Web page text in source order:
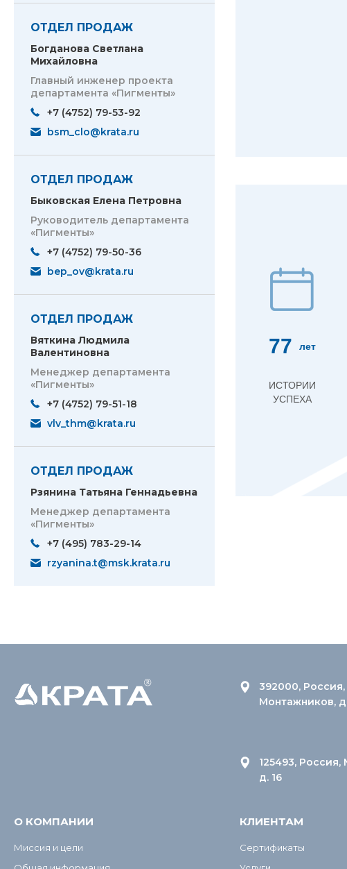
ОТДЕЛ ПРОДАЖ
Богданова Светлана
Михайловна
Главный инженер проекта
департамента «Пигменты»
+7 (4752) 79-53-92
bsm_clo@krata.ru
ОТДЕЛ ПРОДАЖ
Быковская Елена Петровна
Руководитель департамента
«Пигменты»
+7 (4752) 79-50-36
bep_ov@krata.ru
ОТДЕЛ ПРОДАЖ
Вяткина Людмила
Валентиновна
Менеджер департамента
«Пигменты»
+7 (4752) 79-51-18
vlv_thm@krata.ru
ОТДЕЛ ПРОДАЖ
Рзянина Татьяна Геннадьевна
Менеджер департамента
«Пигменты»
+7 (495) 783-29-14
rzyanina.t@msk.krata.ru
77 лет
ИСТОРИИ
УСПЕХА
392000,
Монтажников,
125493, Россия,
д. 16
О КОМПАНИИ
Миссия и цели
КЛИЕНТАМ
Сертификаты